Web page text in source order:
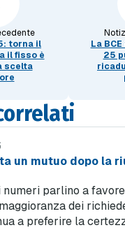
torna il
il fisso è
scelta
La
25
un mutuo dopo la
numeri parlino a
dei
a preferire la